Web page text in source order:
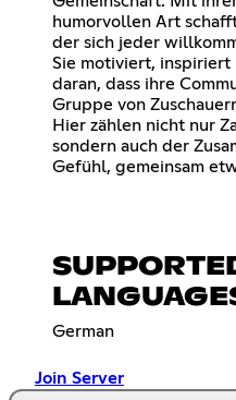
humorvollen Art
der sich jeder
Sie motiviert, inspiriert
daran, dass ihre
Gruppe von
Hier zählen nicht nur
sondern auch der
Gefühl, gemeinsam
German
Join Server